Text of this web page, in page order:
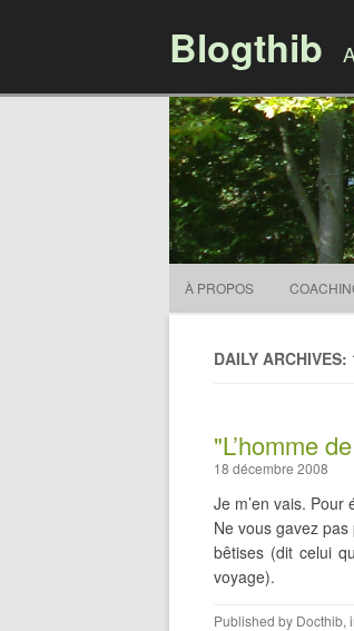
Blogthib
À PROPOS
DAILY
"L’homme
18 décembre 2008
Je m’en vais. Pour
Ne vous gavez
bêtises (dit celui
voyage).
Published by Docthib,